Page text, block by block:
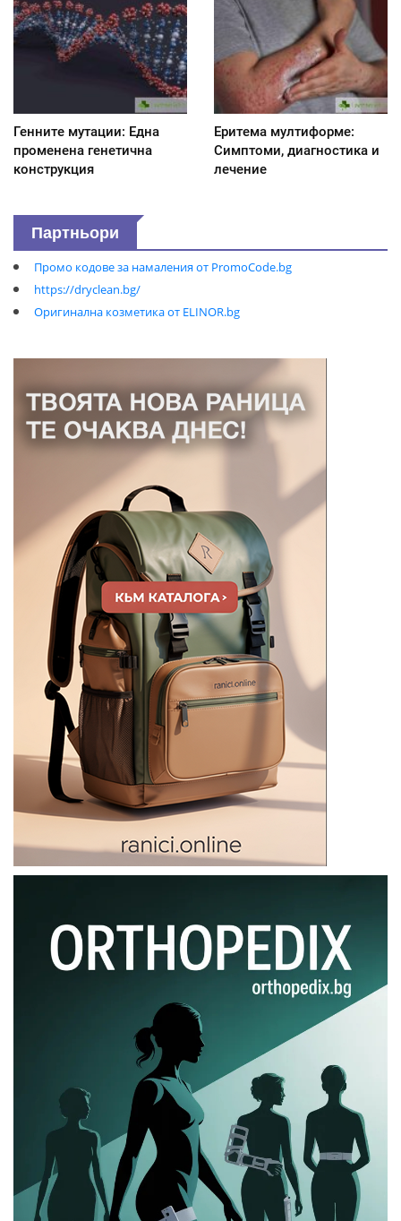
Генните мутации: Една
променена генетична
конструкция
Еритема мултиформе:
Симптоми, диагностика и
лечение
Партньори
Промо кодове за намаления от PromoCode.bg
https://dryclean.bg/
Оригинална козметика от ELINOR.bg